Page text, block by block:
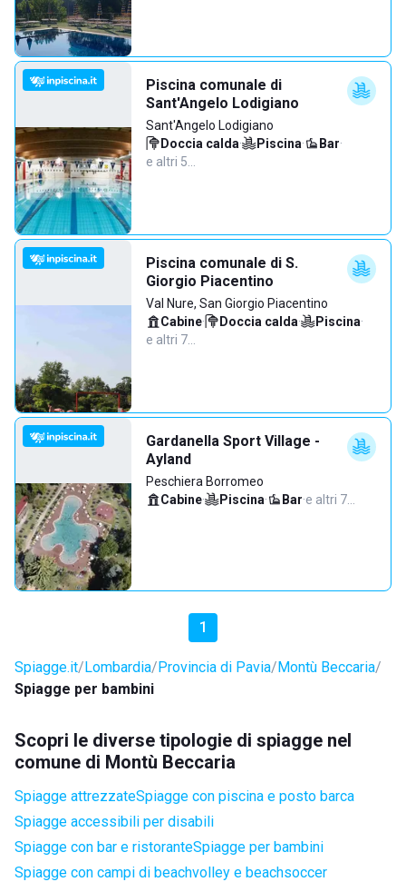
Piscina comunale di
Sant'Angelo Lodigiano
Sant'Angelo Lodigiano
Doccia calda· Piscina· Bar·
e altri 5…
Piscina comunale di S.
Giorgio Piacentino
Val Nure, San Giorgio Piacentino
Cabine· Doccia calda· Piscina·
e altri 7…
Gardanella Sport Village -
Ayland
Peschiera Borromeo
Cabine· Piscina· Bar·e altri 7…
1
Spiagge.it Lombardia Provincia di Pavia Montù Beccaria
Spiagge per bambini
Scopri le diverse tipologie di spiagge nel
comune di Montù Beccaria
Spiagge attrezzateSpiagge con piscina e posto barca
Spiagge accessibili per disabili
Spiagge con bar e ristoranteSpiagge per bambini
Spiagge con campi di beachvolley e beachsoccer